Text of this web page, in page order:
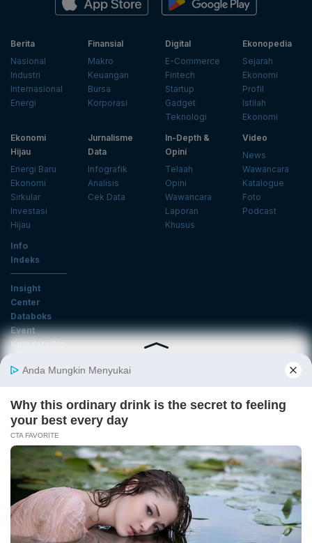
Berita
Nasional
Industri
Internasional
Energi
Finansial
Makro
Keuangan
Bursa
Korporasi
Digital
E-Commerce
Fintech
Startup
Gadget
Teknologi
Ekonopedia
Sejarah
Ekonomi
Profil
Istilah
Ekonomi
Ekonomi
Hijau
Energi Baru
Ekonomi
Sirkular
Investasi
Hijau
Jurnalisme
Data
Infografik
Analisis
Cek Data
In-Depth &
Opini
Telaah
Opini
Wawancara
Laporan
Khusus
Video
News
Wawancara
Katalogue
Foto
Podcast
Info
Indeks
Insight
Center
Databoks
Event
KatadataOto
Email
Daftar
Tentang Katadata Advertising Karier
Pedoman Media Siber
Kebijakan Privasi
Disclaimer
Hubungi Kami
©2026 Katadata. Hak cipta dilindungi Undang-undang.